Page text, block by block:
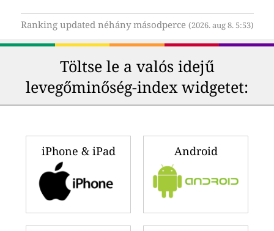
Ranking updated néhány másodperce (2026. aug 8. 5:53)
Töltse le a valós idejű
levegőminőség-index widgetet:
iPhone & iPad Android